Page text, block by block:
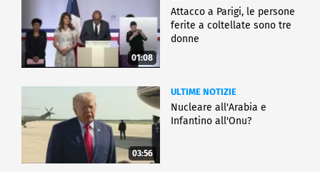
01:08
Attacco a Parigi, le persone
ferite a coltellate sono tre
donne
03:56
ULTIME NOTIZIE
Nucleare all'Arabia e
Infantino all'Onu?